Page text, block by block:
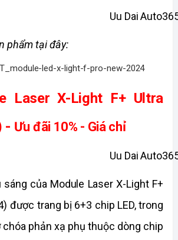
phẩm tại đây:
led-x-light-f-pro-new-2024
Laser X-Light F+ Ultra
- Ưu đãi 10% - Giá chỉ
của Module Laser X-Light F+
được trang bị 6+3 chip LED, trong
chóa phản xạ phụ thuộc dòng chip